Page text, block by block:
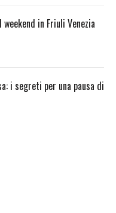
in Friuli Venezia
i segreti per una pausa di